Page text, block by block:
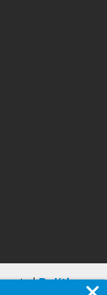
| Política